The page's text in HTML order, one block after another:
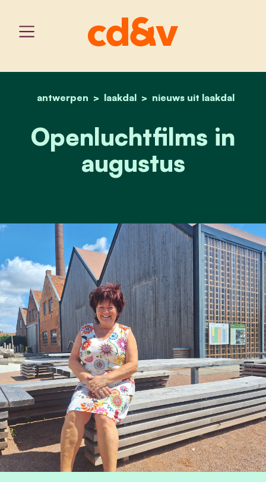
home
antwerpen laakdal nieuws uit laakdal
openluchtfilms in
Openluchtfilms in
augustus